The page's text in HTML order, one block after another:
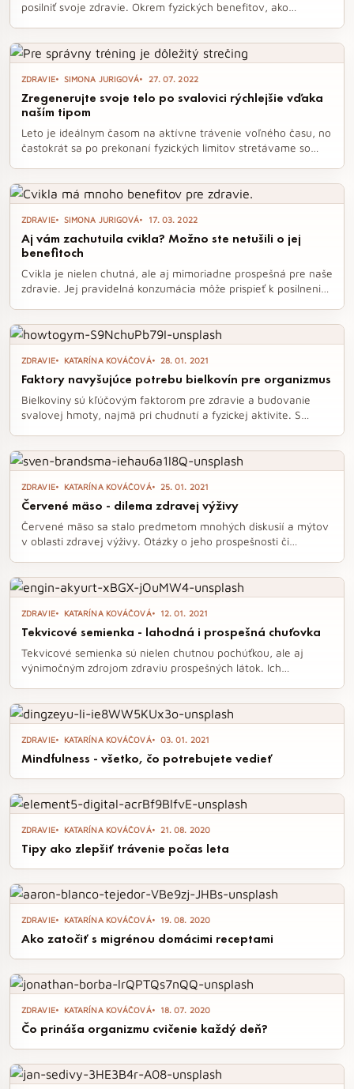
posilniť svoje zdravie. Okrem fyzických benefitov, ako
dôležité dopriať si pravidelný oddych v saune a vychutnať si
jej blahodarné účinky.
ZDRAVIE SIMONA JURIGOVÁ 27. 07. 2022
Zregenerujte svoje telo po svalovici rýchlejšie vďaka
naším tipom
Leto je ideálnym časom na aktívne trávenie voľného času, no
častokrát sa po prekonaní fyzických limitov stretávame so
telo a zbaviť sa nepríjemných pocitov. Od správneho
zahrievania pred tréningom až po aktívny pohyb na druhý
deň, objavte osvedčené metódy, ktoré vám pomôžu cítiť sa
lepšie.
ZDRAVIE SIMONA JURIGOVÁ 17. 03. 2022
Aj vám zachutuila cvikla? Možno ste netušili o jej
benefitoch
Cvikla je nielen chutná, ale aj mimoriadne prospešná pre naše
zdravie. Jej pravidelná konzumácia môže prispieť k posilneniu
ktorých ste možno ani netušili.
ZDRAVIE KATARÍNA KOVÁČOVÁ 28. 01. 2021
Faktory navyšujúce potrebu bielkovín pre organizmus
Bielkoviny sú kľúčovým faktorom pre zdravie a budovanie
svalovej hmoty, najmä pri chudnutí a fyzickej aktivite. S
zostavovaní vyváženej stravy. V článku sa dozviete, ako
správny príjem bielkovín ovplyvňuje vaše zdravie a výkon, a
aké faktory by ste mali brať do úvahy.
ZDRAVIE KATARÍNA KOVÁČOVÁ 25. 01. 2021
Červené mäso - dilema zdravej výživy
Červené mäso sa stalo predmetom mnohých diskusií a mýtov
v oblasti zdravej výživy. Otázky o jeho prospešnosti či
biologicky aktívne látky červené mäso obsahuje a aký je
rozdiel medzi spracovaným a nespracovaným mäsom, aby
sme odhalili pravdu o jeho mieste v našej strave.
ZDRAVIE KATARÍNA KOVÁČOVÁ 12. 01. 2021
Tekvicové semienka - lahodná i prospešná chuťovka
Tekvicové semienka sú nielen chutnou pochúťkou, ale aj
výnimočným zdrojom zdraviu prospešných látok. Ich
niektorých druhov rakoviny. Zaraďte ich do svojho jedálnička
a objavte ich blahodarné účinky na organizmus.
ZDRAVIE KATARÍNA KOVÁČOVÁ 03. 01. 2021
Mindfulness - všetko, čo potrebujete vedieť
ZDRAVIE KATARÍNA KOVÁČOVÁ 21. 08. 2020
Tipy ako zlepšiť trávenie počas leta
ZDRAVIE KATARÍNA KOVÁČOVÁ 19. 08. 2020
Ako zatočiť s migrénou domácimi receptami
ZDRAVIE KATARÍNA KOVÁČOVÁ 18. 07. 2020
Čo prináša organizmu cvičenie každý deň?